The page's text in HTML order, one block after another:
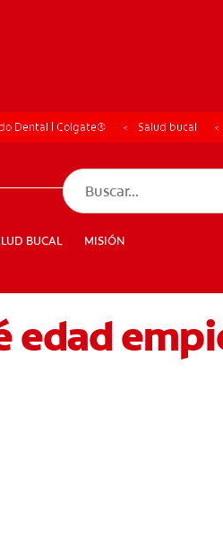
CHEQUEO DE
CUPONES DÓNDE COMPRAR
BUCAL MISIÓN
CHEQUEO
Dental | Colgate® Salud bucal
edad